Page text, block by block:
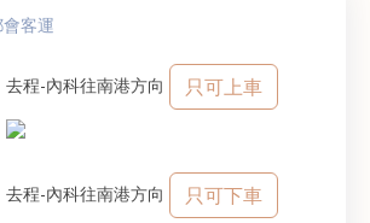
客運
去程-內科往南港方向 只可上車
去程-內科往南港方向 只可下車